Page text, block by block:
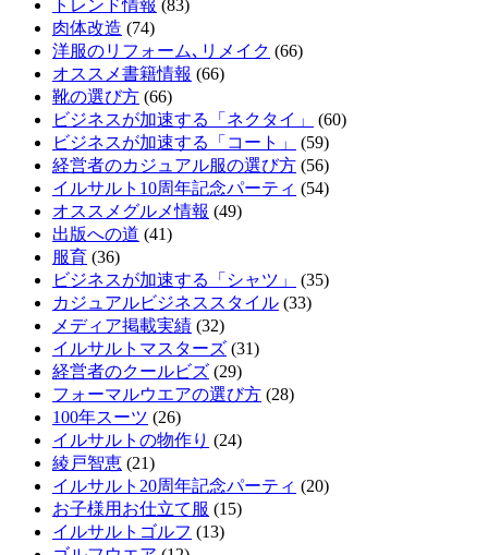
トレンド情報 (83)
肉体改造 (74)
洋服のリフォーム､リメイク (66)
オススメ書籍情報 (66)
靴の選び方 (66)
ビジネスが加速する「ネクタイ」
(60)
ビジネスが加速する「コート」
(59)
経営者のカジュアル服の選び方 (56)
イルサルト10周年記念パーティ (54)
オススメグルメ情報 (49)
出版への道 (41)
服育 (36)
ビジネスが加速する「シャツ」
(35)
カジュアルビジネススタイル (33)
メディア掲載実績 (32)
イルサルトマスターズ (31)
経営者のクールビズ (29)
フォーマルウエアの選び方 (28)
100年スーツ (26)
イルサルトの物作り (24)
綾戸智恵 (21)
イルサルト20周年記念パーティ (20)
お子様用お仕立て服 (15)
イルサルトゴルフ (13)